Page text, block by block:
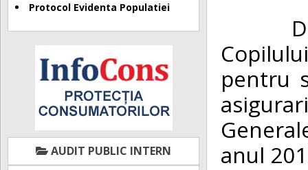
Protocol Evidenta Populatiei
AUDIT PUBLIC INTERN
pentru
anul